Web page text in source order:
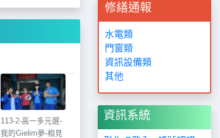
113-2-高一多元選-
我的Gielim夢⁣-相見
修繕通報
水電類
門窗類
資訊設備類
其他
資訊系統